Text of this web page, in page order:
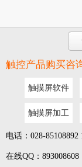
触控产品购买咨
触摸屏软件
触摸屏加工
电话：028-85108892
在线QQ：893008608